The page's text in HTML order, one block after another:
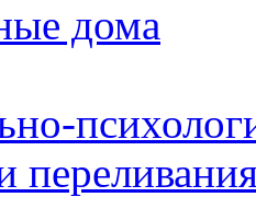
дома